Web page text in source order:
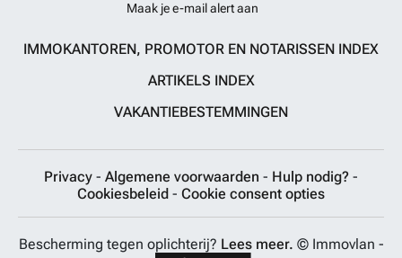
Maak je e-mail alert aan
IMMOKANTOREN, PROMOTOR EN NOTARISSEN INDEX
ARTIKELS INDEX
VAKANTIEBESTEMMINGEN
Privacy - Algemene voorwaarden - Hulp nodig? -
Cookiesbeleid - Cookie consent opties
Bescherming tegen oplichterij? Lees meer. © Immovlan -